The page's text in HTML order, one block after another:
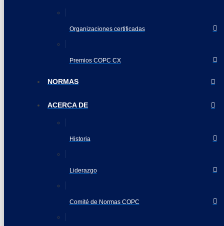
Organizaciones certificadas
Premios COPC CX
NORMAS
ACERCA DE
Historia
Liderazgo
Comité de Normas COPC